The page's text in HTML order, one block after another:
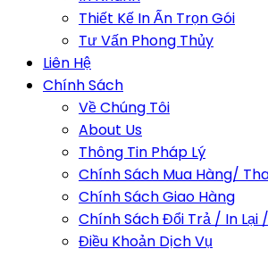
Thiết Kế In Ấn Trọn Gói
Tư Vấn Phong Thủy
Liên Hệ
Chính Sách
Về Chúng Tôi
About Us
Thông Tin Pháp Lý
Chính Sách Mua Hàng/
Chính Sách Giao Hàng
Chính Sách Đổi Trả / In Lại
Điều Khoản Dịch Vụ